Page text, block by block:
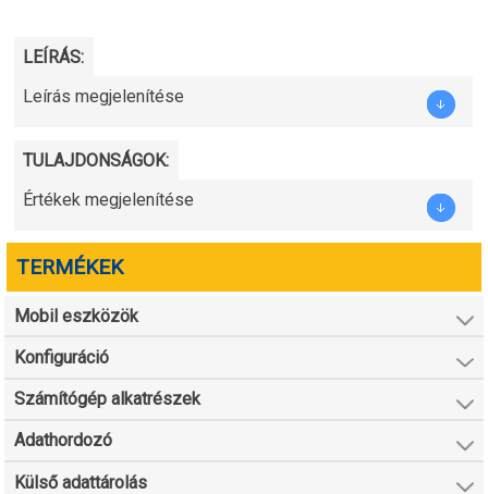
LEÍRÁS:
Leírás megjelenítése
TULAJDONSÁGOK:
Értékek megjelenítése
TERMÉKEK
Mobil eszközök
Konfiguráció
Számítógép alkatrészek
Adathordozó
Külső adattárolás